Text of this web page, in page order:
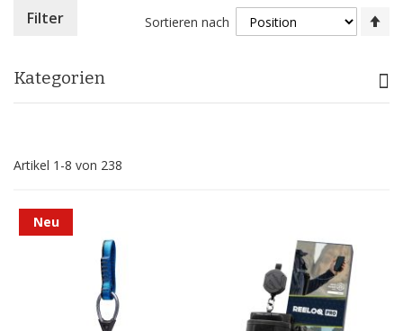
Artikel 1 -8 von 238
Sortieren nach
Neu
Kategorien
Filter